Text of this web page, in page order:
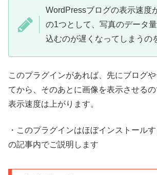
WordPressブログの表示速度
の1つとして、写真のデータ
込むのが遅くなってしまうの
このプラグインがあれば、先にブログ
てから、そのあとに画像を表示させる
表示速度は上がります。
・このプラグインはほぼインストール
の記事内でご説明します